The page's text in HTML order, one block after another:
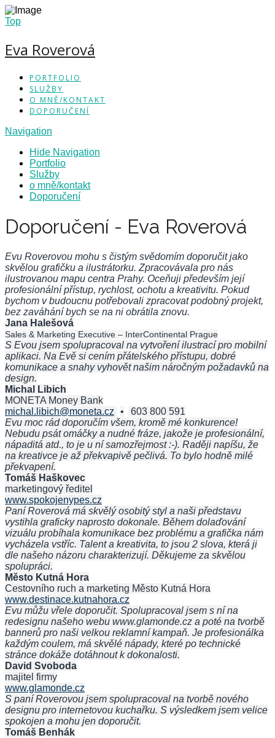
Top
Eva Roverová
PORTFOLIO
SLUŽBY
O MNĚ/KONTAKT
DOPORUČENÍ
Navigation
Hide Navigation
Portfolio
Služby
o mně/kontakt
Doporučení
Doporučení - Eva Roverová
Evu Roverovou mohu s čistým svědomím doporučit jako
skvělou grafičku a ilustrátorku. Zpracovávala pro nás
ilustrovanou mapu centra Prahy. Oceňuji především její
profesionální přístup, rychlost, ochotu a kreativitu. Pokud
bychom v budoucnu potřebovali zpracovat podobný projekt,
bez zaváhání bych se na ni obrátila znovu.
Jana Halešová
Sales & Marketing Executive – InterContinental Prague
S Evou jsem spolupracoval na vytvoření ilustrací pro mobilní
aplikaci. Na Evě si cením přátelského přístupu, dobré
komunikace a snahy vyhovět našim náročným požadavků na
design.
Michal Libich
MONETA Money Bank
michal.libich@moneta.cz
•
603 800 591
Evu moc rád doporučím všem, kromě mé konkurence!
Nebudu psát omáčky a nudné fráze, jakože je profesionální,
nápaditá atd., to je u ní samozřejmost :-). Raději napíšu, že
na kreativce je až překvapivě pečlivá. To bylo hodně milé
překvapení.
Tomáš Haškovec
marketingový ředitel
www.spokojenypes.cz
Paní Roverová má skvělý osobitý styl a naši představu
vystihla graficky naprosto dokonale. Během dolaďování
vizuálu probíhala komunikace bez problému a grafička nám
vycházela vstříc. Talent a kreativita, to jsou 2 slova, která ji
dle našeho názoru charakterizují. Děkujeme za skvělou
spolupráci.
Město Kutná Hora
Cestovního ruch a marketing Město Kutná Hora
www.destinace.kutnahora.cz
Evu můžu vřele doporučit. Spolupracoval jsem s ní na
redesignu našeho webu www.glamonde.cz a poté na tvorbě
bannerů pro naši velkou reklamní kampaň. Je profesionálka
každým coulem, má skvělé nápady, které po technické
stránce dokáže dotáhnout k dokonalosti.
David Svoboda
majitel firmy
www.glamonde.cz
S paní Roverovou jsem spolupracoval na tvorbě nového
designu pro internetovou kuchařku. S výsledkem jsem velice
spokojen a mohu jen doporučit.
Tomáš Benhák